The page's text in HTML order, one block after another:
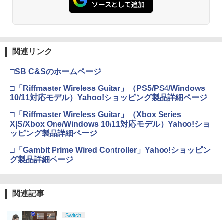
関連リンク
□SB C&Sのホームページ
□「Riffmaster Wireless Guitar」（PS5/PS4/Windows
10/11対応モデル）Yahoo!ショッピング製品詳細ページ
□「Riffmaster Wireless Guitar」（Xbox Series
X|S/Xbox One/Windows 10/11対応モデル）Yahoo!ショ
ッピング製品詳細ページ
□「Gambit Prime Wired Controller」Yahoo!ショッピン
グ製品詳細ページ
関連記事
Switch